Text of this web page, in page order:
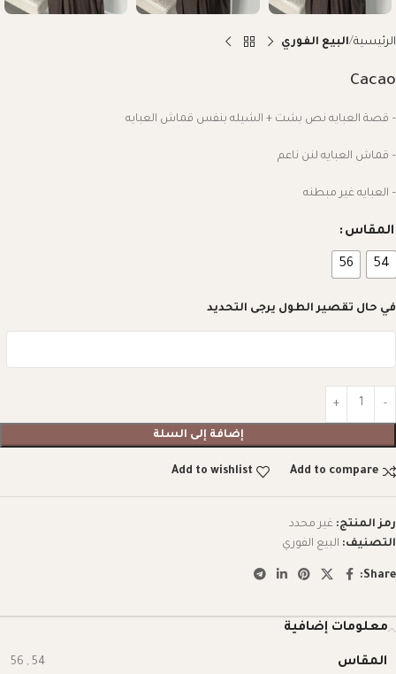
الرئيسية البيع الفوري
Cacao
– قصة العبايه نص بشت + الشيله بنفس قماش العبايه
– قماش العبايه لنن ناعم
– العبايه غير مبطنه
المقاس
54
56
في حال تقصير الطول يرجى التحديد
إضافة إلى السلة
Add to compare
Add to wishlist
رمز المنتج: غير محدد
التصنيف: البيع الفوري
Share:
معلومات إضافية
المقاس 54
,
56